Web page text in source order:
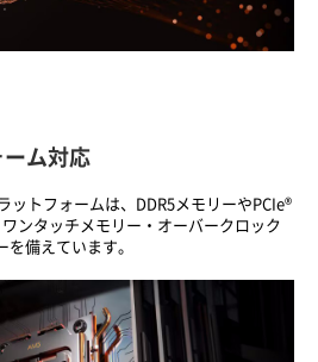
ム対応
ットフォームは、DDR5メモリーやPCIe®
ンタッチメモリー・オーバークロック
を備えています。